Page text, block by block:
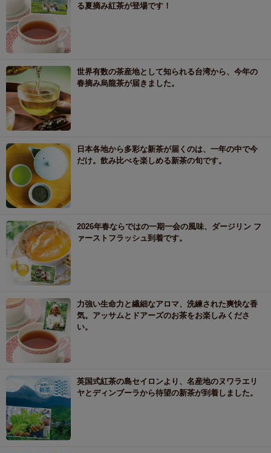
る夏摘み紅茶が登場です！
世界有数の茶産地として知られる台湾から、今年の
春摘み烏龍茶が届きました。
日本各地から多彩な新茶が届くのは、一年の中で今
だけ。飲み比べを楽しめる新茶の旬です。
2026年春ならではの一期一会の風味、ダージリン フ
ァーストフラッシュ到着です。
力強い生命力と繊細なアロマ、洗練された爽快な香
気。アッサムとドアーズのお茶をお楽しみくださ
い。
英国式紅茶の島セイロンより、名産地のヌワラエリ
ヤとディンブーラから待望の新茶が到着しました。